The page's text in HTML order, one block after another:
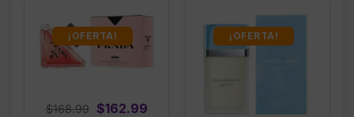
¡OFERTA!
$168.99
Original
$162.99Current
¡OFERTA!